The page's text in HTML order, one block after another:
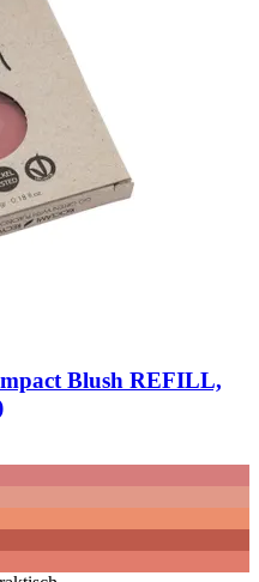
Blush REFILL,